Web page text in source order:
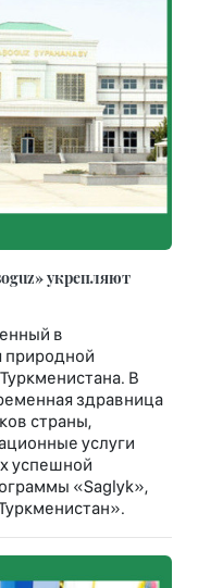
укрепляют
в
природной
В
здравница
страны,
услуги
успешной
«Saglyk»,